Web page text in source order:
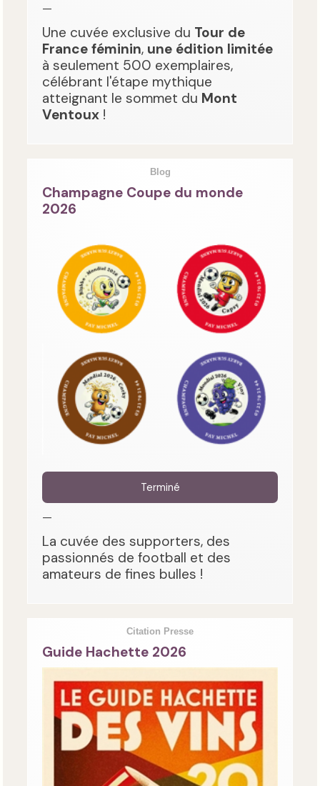
—
Une cuvée exclusive du Tour de
France féminin, une édition limitée
à seulement 500 exemplaires,
célébrant l'étape mythique
atteignant le sommet du Mont
Ventoux !
Blog
Champagne Coupe du monde
2026
Terminé
—
La cuvée des supporters, des
passionnés de football et des
amateurs de fines bulles !
Citation Presse
Guide Hachette 2026